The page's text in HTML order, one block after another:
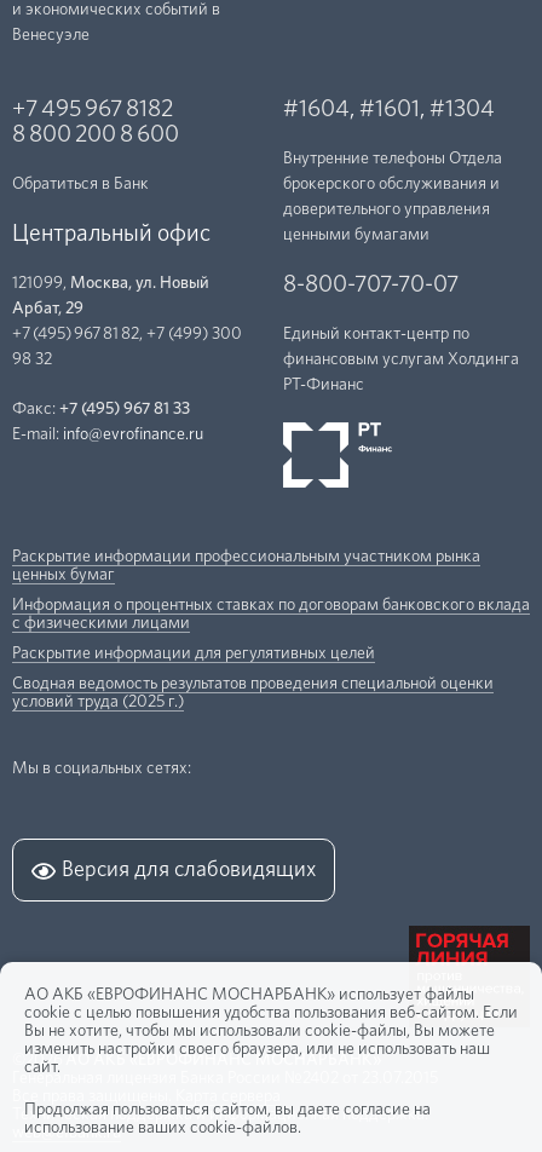
и экономических событий в
Венесуэле
+7 495 967 8182
8 800 200 8 600
Обратиться в Банк
#1604, #1601 , #1304
Внутренние телефоны Отдела
брокерского обслуживания и
доверительного управления
ценными бумагами
Центральный офис
121099, Москва, ул. Новый
Арбат, 29
+7 (495) 967 81 82, +7 (499) 300
98 32
Факс: +7 (495) 967 81 33
E-mail: info@evrofinance.ru
8-800-707-70-07
Единый контакт-центр по
финансовым услугам Холдинга
РТ-Финанc
Раскрытие информации профессиональным участником рынка
ценных бумаг
Информация о процентных ставках по договорам банковского вклада
с физическими лицами
Раскрытие информации для регулятивных целей
Сводная ведомость результатов проведения специальной оценки
условий труда (2025 г.)
Мы в социальных сетях:
Версия для слабовидящих
©2026
АО АКБ «ЕВРОФИНАНС МОСНАРБАНК»
Техническая поддержка и информационная поддержка:
web@efbank.ru
АО АКБ «ЕВРОФИНАНС МОСНАРБАНК» использует файлы
cookie с целью повышения удобства пользования веб-сайтом. Если
Вы не хотите, чтобы мы использовали cookie-файлы, Вы можете
изменить настройки своего браузера, или не использовать наш
сайт.
Продолжая пользоваться сайтом, вы даете согласие на
использование ваших cookie-файлов.